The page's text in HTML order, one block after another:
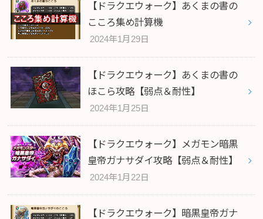
【ドラクエウォーク】あくまの書の
こころ集め計算機
2024年1月29日
【ドラクエウォーク】あくまの書の
ほこら攻略【弱点＆耐性】
2024年1月25日
【ドラクエウォーク】メガモン暗黒
皇帝ガナサダイ攻略【弱点＆耐性】
2024年1月22日
【ドラクエウォーク】暗黒皇帝ガナ